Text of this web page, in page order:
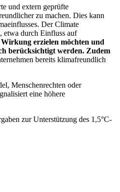
und extern geprüfte
zu machen. Dies kann
Der Climate
etwa durch Einfluss auf
erzielen möchten und
berücksichtigt werden. Zudem
bereits klimafreundlich
Menschenrechten oder
eine höhere
zur Unterstützung des 1,5°C-